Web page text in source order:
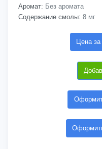
Аромат: Без аромата
Содержание смолы: 8 мг
Цена